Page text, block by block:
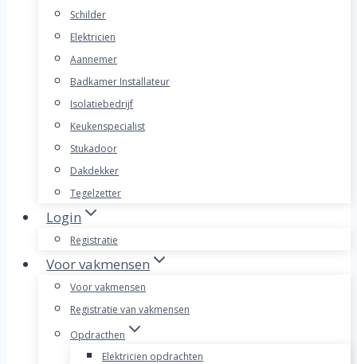
Schilder
Elektricien
Aannemer
Badkamer Installateur
Isolatiebedrijf
Keukenspecialist
Stukadoor
Dakdekker
Tegelzetter
Login
Registratie
Voor vakmensen
Voor vakmensen
Registratie van vakmensen
Opdracthen
Elektricien opdrachten